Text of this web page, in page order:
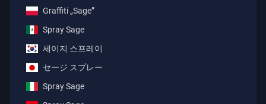
Graffiti „Sage”
Spray Sage
세이지 스프레이
セージ スプレー
Spray Sage